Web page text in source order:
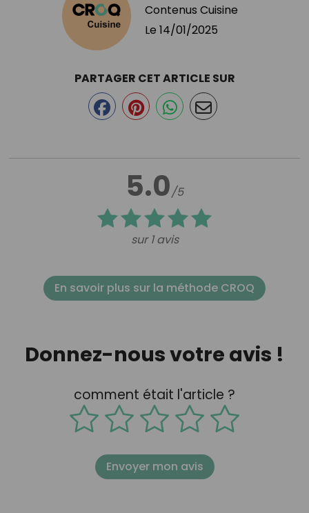
Contenus Cuisine
Le 14/01/2025
5.0/5
sur 1 avis
PARTAGER CET ARTICLE SUR
En savoir plus sur la méthode CROQ
Donnez-nous votre avis !
comment était l'article ?
Envoyer mon avis